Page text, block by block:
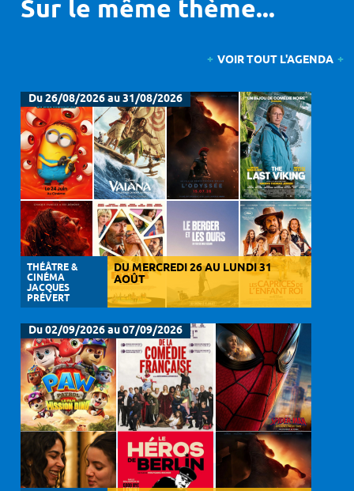
Sur le même thème...
VOIR TOUT L'AGENDA
Du 26/08/2026 au 31/08/2026
THÉÂTRE &
CINÉMA
JACQUES
PRÉVERT
DU MERCREDI 26 AU LUNDI 31
AOÛT
Du 02/09/2026 au 07/09/2026